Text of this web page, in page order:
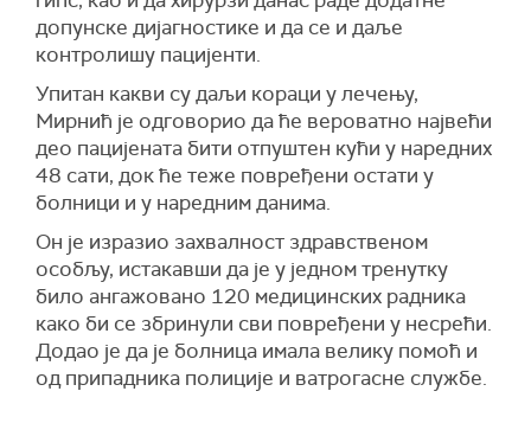
допунске дијагностике и да се и даље
контролишу пацијенти.
Упитан какви су даљи кораци у лечењу,
Мирнић је одговорио да ће вероватно највећи
део пацијената бити отпуштен кући у наредних
48 сати, док ће теже повређени остати у
болници и у наредним данима.
Он је изразио захвалност здравственом
особљу, истакавши да је у једном тренутку
било ангажовано 120 медицинских радника
како би се збринули сви повређени у несрећи.
Додао је да је болница имала велику помоћ и
од припадника полиције и ватрогасне службе.